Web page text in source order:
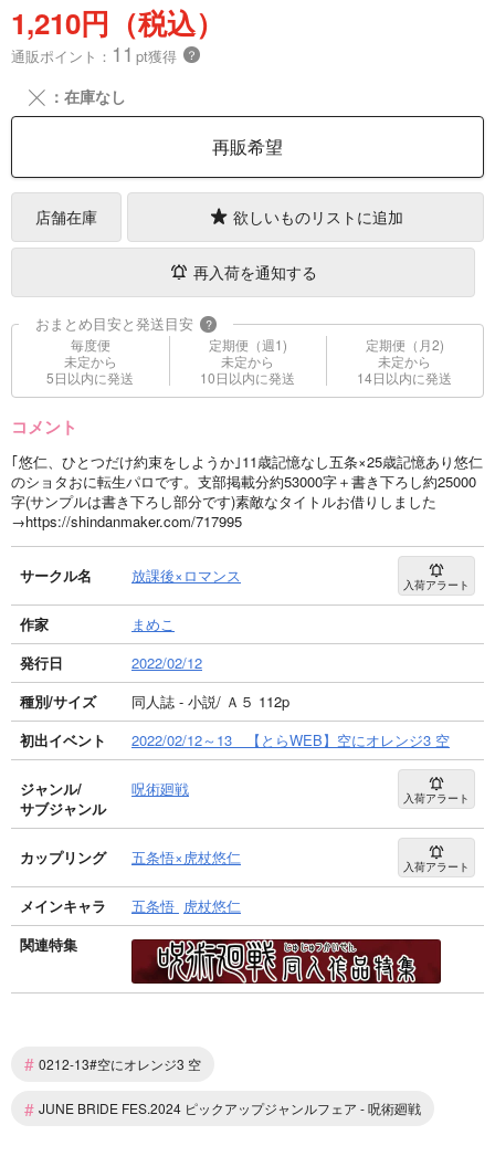
1,210円（税込）
通販ポイント： 11 pt獲得 ？
╳ ：在庫なし
再販希望
店舗在庫 欲しいものリストに追加
再入荷を通知する
おまとめ目安と発送目安 ?
毎度便
未定から
5日以内に発送
定期便（週1)
未定から
10日以内に発送
定期便（月2)
未定から
14日以内に発送
コメント
｢悠仁、ひとつだけ約束をしようか｣11歳記憶なし五条×25歳記憶あり悠仁
のショタおに転生パロです。支部掲載分約53000字＋書き下ろし約25000
字(サンプルは書き下ろし部分です)素敵なタイトルお借りしました
→https://shindanmaker.com/717995
サークル名 放課後×ロマンス 入荷アラート
作家
まめこ
発行日
2022/02/12
種別/サイズ
同人誌 - 小説/ Ａ５ 112p
初出イベント
2022/02/12～13 【とらWEB】空にオレンジ3 空
ジャンル/
サブジャンル
呪術廻戦 入荷アラート
カップリング 五条悟×虎杖悠仁 入荷アラート
メインキャラ 五条悟 虎杖悠仁
関連特集
# 0212-13#空にオレンジ3 空
# JUNE BRIDE FES.2024 ピックアップジャンルフェア - 呪術廻戦